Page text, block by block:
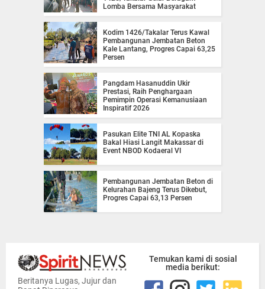
Lomba Bersama Masyarakat
Kodim 1426/Takalar Terus Kawal
Pembangunan Jembatan Beton
Kale Lantang, Progres Capai 63,25
Persen
Pangdam Hasanuddin Ukir
Prestasi, Raih Penghargaan
Pemimpin Operasi Kemanusiaan
Inspiratif 2026
Pasukan Elite TNI AL Kopaska
Bakal Hiasi Langit Makassar di
Event NBOD Kodaeral VI
Pembangunan Jembatan Beton di
Kelurahan Bajeng Terus Dikebut,
Progres Capai 63,13 Persen
Beritanya Lugas, Jujur dan
Temukan kami di sosial
media berikut: